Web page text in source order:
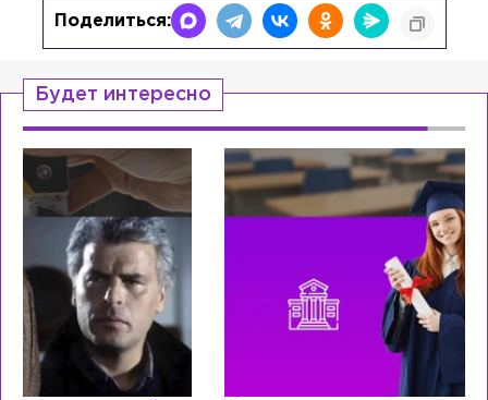
Поделиться:
Будет интересно